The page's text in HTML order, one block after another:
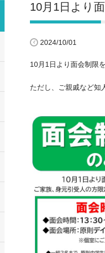
10月1日より
2024/10/01
10月1日より面会制限
ただし、ご親戚など知